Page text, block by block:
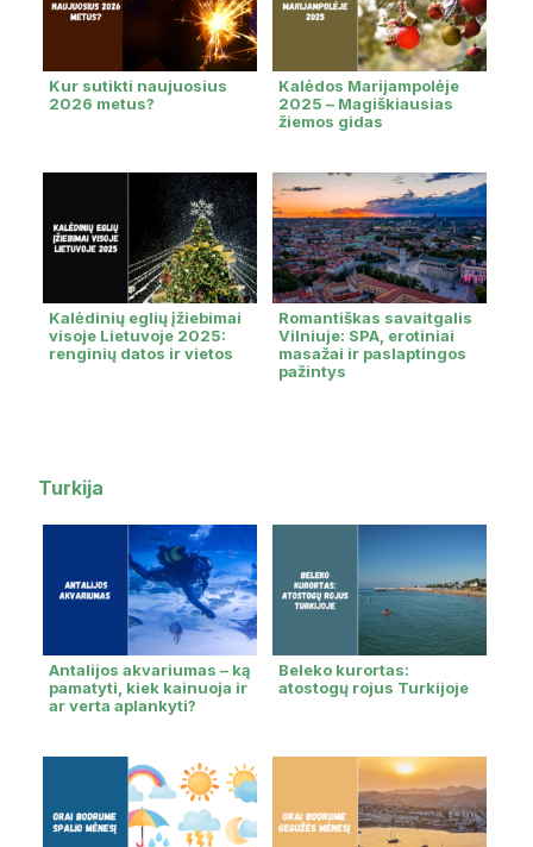
Kur sutikti naujuosius
2026 metus?
Kalėdos Marijampolėje
2025 – Magiškiausias
žiemos gidas
Kalėdinių eglių įžiebimai
visoje Lietuvoje 2025:
renginių datos ir vietos
Romantiškas savaitgalis
Vilniuje: SPA, erotiniai
masažai ir paslaptingos
pažintys
Turkija
Antalijos akvariumas – ką
pamatyti, kiek kainuoja ir
ar verta aplankyti?
Beleko kurortas:
atostogų rojus Turkijoje